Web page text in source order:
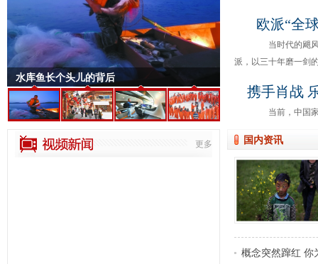
水库鱼长个头儿的背后
更多
欧派“全
当时代的飓风
派，以三十年磨一剑
携手肖战
当前，中国家
国内资讯
概念突然蹿红 你